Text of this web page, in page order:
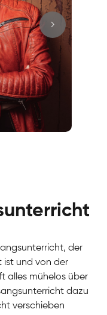
der
ist und von der
alles mühelos über
dazu
verschieben